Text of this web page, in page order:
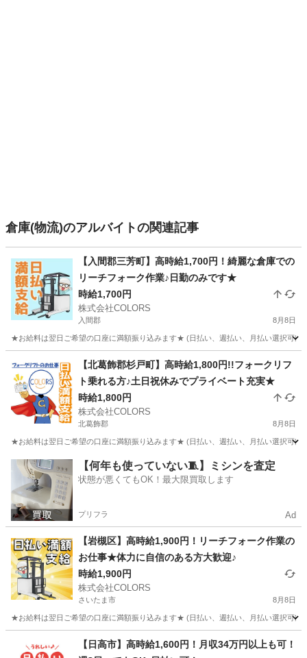
倉庫(物流)のアルバイトの関連記事
【入間郡三芳町】高時給1,700円！綺麗な倉庫での
リーチフォーク作業♪日勤のみです★
時給1,700円
株式会社COLORS
入間郡 8月8日
★お給料は翌日ご希望の口座に満額振り込みます★ (日払い、週払い、月払い選択可
倉庫 時給
【北葛飾郡杉戸町】高時給1,800円!!フォークリフ
ト乗れる方♪土日祝休みでプライベート充実★
時給1,800円
株式会社COLORS
北葛飾郡 8月8日
★お給料は翌日ご希望の口座に満額振り込みます★ (日払い、週払い、月払い選択可
埼玉 北葛飾郡 物流 時給
【何年も使っていない🧵】ミシンを査定
状態が悪くてもOK！最大限買取します
プリフラ Ad
【岩槻区】高時給1,900円！リーチフォーク作業の
お仕事★体力に自信のある方大歓迎♪
時給1,900円
株式会社COLORS
さいたま市 8月8日
★お給料は翌日ご希望の口座に満額振り込みます★ (日払い、週払い、月払い選択可
さいたま市 倉庫 給料
【日高市】高時給1,600円！月収34万円以上も可！